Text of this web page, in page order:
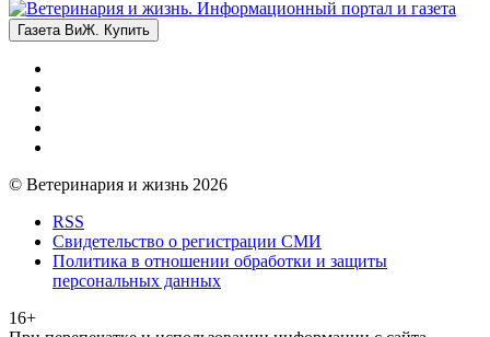
Газета ВиЖ. Купить
© Ветеринария и жизнь 2026
RSS
Свидетельство о регистрации СМИ
Политика в отношении обработки и защиты
персональных данных
16+